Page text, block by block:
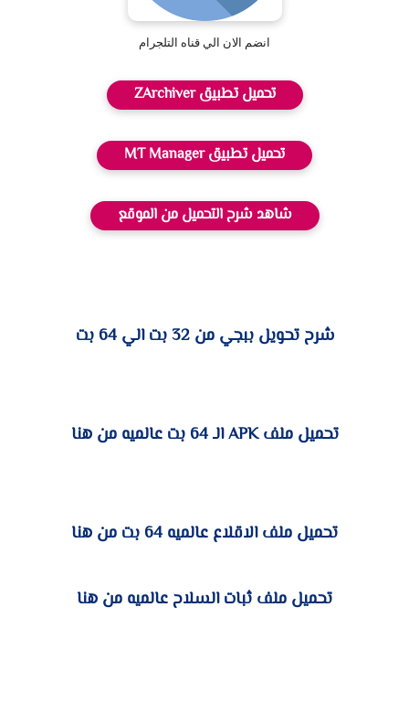
انضم الان الي قناه التلجرام
تحميل تطبيق ZArchiver
تحميل تطبيق MT Manager
شاهد شرح التحميل من الموقع
شرح تحويل ببجي من 32 بت الي 64 بت
تحميل ملف APK الـ 64 بت عالميه من هنا
تحميل ملف الاقلاع عالميه 64 بت من هنا
تحميل ملف ثبات السلاح عالميه من هنا